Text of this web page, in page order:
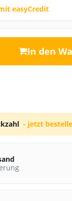
easyCredit
In den
- jetzt